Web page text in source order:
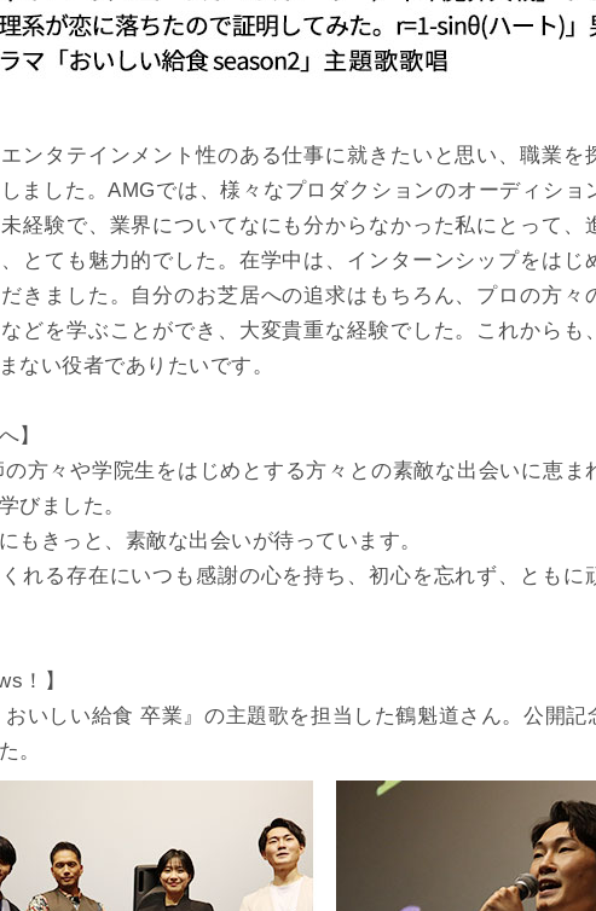
ンタテインメント性のある仕事に就きたいと思い、職業を
ました。AMGでは、様々なプロダクションのオーディショ
経験で、業界についてなにも分からなかった私にとって、
とても魅力的でした。在学中は、インターンシップをはじ
きました。自分のお芝居への追求はもちろん、プロの方々
どを学ぶことができ、大変貴重な経験でした。これからも
ない役者でありたいです。
】
方々や学院生をはじめとする方々との素敵な出会いに恵ま
びました。
もきっと、素敵な出会いが待っています。
れる存在にいつも感謝の心を持ち、初心を忘れず、ともに
！】
いしい給食 卒業』の主題歌を担当した鶴魁道さん。公開記
。